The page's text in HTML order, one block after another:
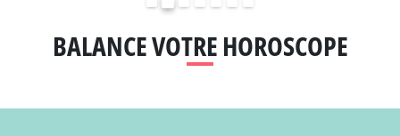
BALANCE VOTRE HOROSCOPE